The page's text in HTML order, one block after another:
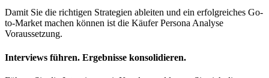
Damit Sie die richtigen Strategien ableiten und ein erfolgreiches Go-
to-Market machen können ist die Käufer Persona Analyse
Voraussetzung.
Interviews führen. Ergebnisse konsolidieren.